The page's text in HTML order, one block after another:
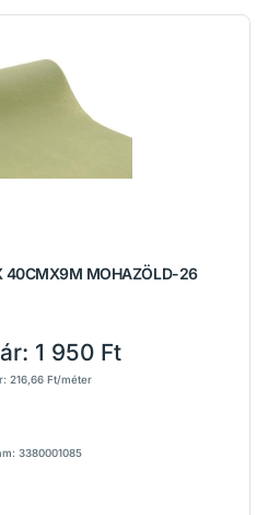
40CMX9M MOHAZÖLD-26
1 950 Ft
216,66 Ft/méter
3380001085